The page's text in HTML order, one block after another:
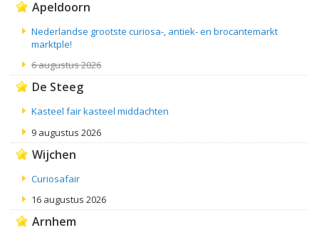
Apeldoorn
Nederlandse grootste curiosa-, antiek- en brocantemarkt
marktple!
6 augustus 2026
De Steeg
Kasteel fair kasteel middachten
9 augustus 2026
Wijchen
Curiosafair
16 augustus 2026
Arnhem